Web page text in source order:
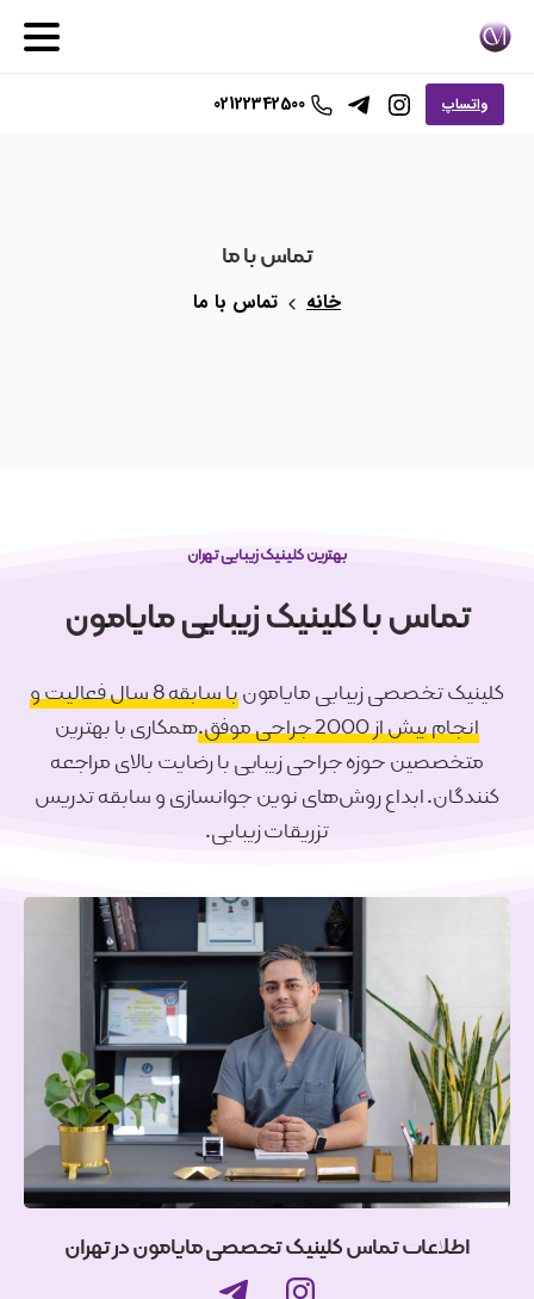
واتساپ 02122342500
تماسباما
خانه تماس با ما
بهترین کلینیک زیبایی تهران
تماس باکلینیک زیبایی مایامون
کلینیک تخصصی زیبایی مایامون
با سابقه 8 سال فعالیت و
انجام بیش از 2000 جراحی موفق.
همکاری با بهترین
متخصصین حوزه جراحی زیبایی با رضایت بالای مراجعه
کنندگان. ابداع روش‌های نوین جوانسازی و سابقه تدریس
تزریقات زیبایی.
اطلاعات تماس کلینیک تخصصی مایامون در تهران